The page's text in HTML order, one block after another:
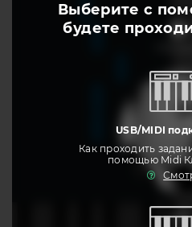
Выберите с
будете
USB/MIDI
Как проходить
помощью Midi